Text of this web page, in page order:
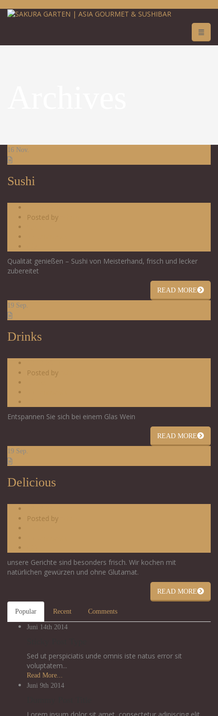
16 Nov.
Sushi
Posted by
Qualität genießen – Sushi von Meisterhand, frisch und lecker
zubereitet
READ MORE
19 Sep.
Drinks
Posted by
Entspannen Sie sich bei einem Glas Wein
READ MORE
19 Sep.
Delicious
Posted by
unsere Gerichte sind besonders frisch. Wir kochen mit
natürlichen gewürzen und ohne Glutamat.
READ MORE
Popular Recent Comments
Juni 14th 2014
Sed ut perspiciatis unde omnis iste natus error sit
voluptatem...
Read More...
Juni 9th 2014